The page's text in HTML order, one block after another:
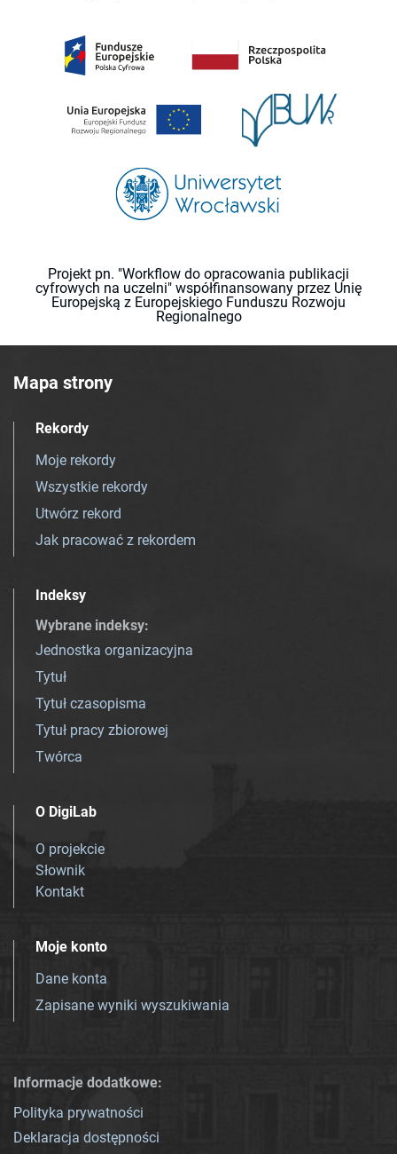
Projekt pn. "Workflow do opracowania publikacji
cyfrowych na uczelni" współfinansowany przez Unię
Europejską z Europejskiego Funduszu Rozwoju
Regionalnego
Mapa strony
Rekordy
Moje rekordy
Wszystkie rekordy
Utwórz rekord
Jak pracować z rekordem
Indeksy
Wybrane indeksy:
Jednostka organizacyjna
Tytuł
Tytuł czasopisma
Tytuł pracy zbiorowej
Twórca
O DigiLab
O projekcie
Słownik
Kontakt
Moje konto
Dane konta
Zapisane wyniki wyszukiwania
Informacje dodatkowe:
Polityka prywatności
Deklaracja dostępności